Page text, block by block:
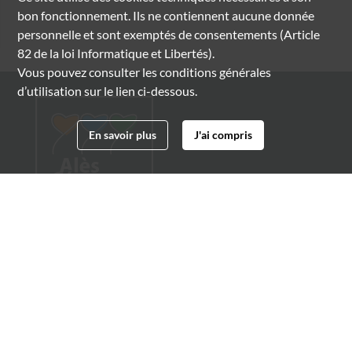
bon fonctionnement. Ils ne contiennent aucune donnée
personnelle et sont exemptés de consentements (Article
82 de la loi Informatique et Libertés).
Vous pouvez consulter les conditions générales
d’utilisation sur le lien ci-dessous.
En savoir plus J'ai compris